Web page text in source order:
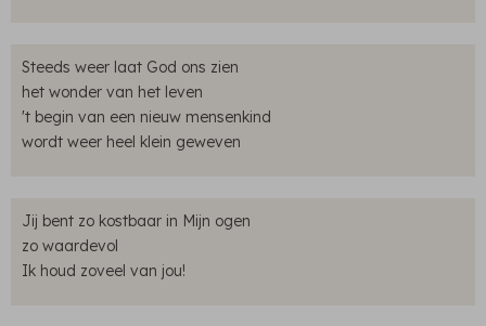
Steeds weer laat God ons zien
het wonder van het leven
't begin van een nieuw mensenkind
wordt weer heel klein geweven
Jij bent zo kostbaar in Mijn ogen
zo waardevol
Ik houd zoveel van jou!